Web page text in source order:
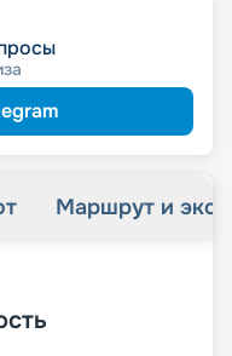
Маршрут и